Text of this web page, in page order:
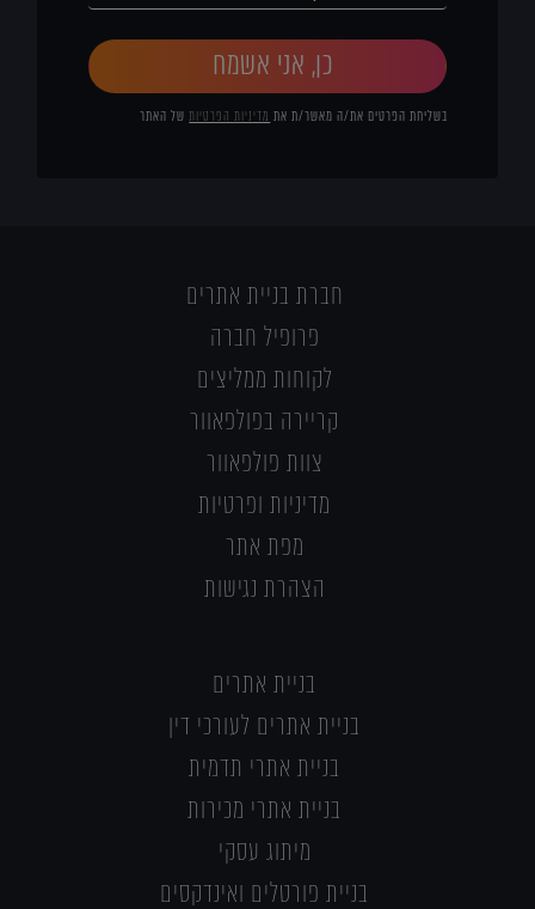
כן, אני אשמח
בשליחת הפרטים את/ה מאשר/ת את מדיניות הפרטיותשל האתר
חברת בניית אתרים
פרופיל חברה
לקוחות ממליצים
קריירה בפולפאוור
צוות פולפאוור
מדיניות ופרטיות
מפת אתר
הצהרת נגישות
בניית אתרים
בניית אתרים לעורכי דין
בניית אתרי תדמית
בניית אתרי מכירות
מיתוג עסקי
בניית פורטלים ואינדקסים